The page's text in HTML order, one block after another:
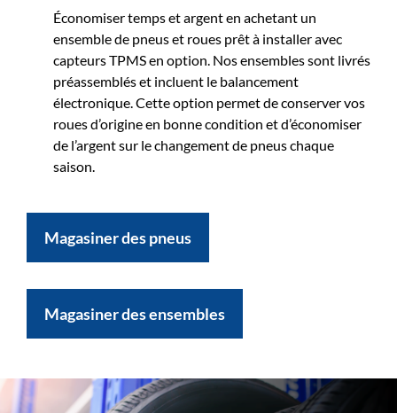
Économiser temps et argent en achetant un
ensemble de pneus et roues prêt à installer avec
capteurs TPMS en option. Nos ensembles sont livrés
préassemblés et incluent le balancement
électronique. Cette option permet de conserver vos
roues d’origine en bonne condition et d’économiser
de l’argent sur le changement de pneus chaque
saison.
Magasiner des pneus
Magasiner des ensembles